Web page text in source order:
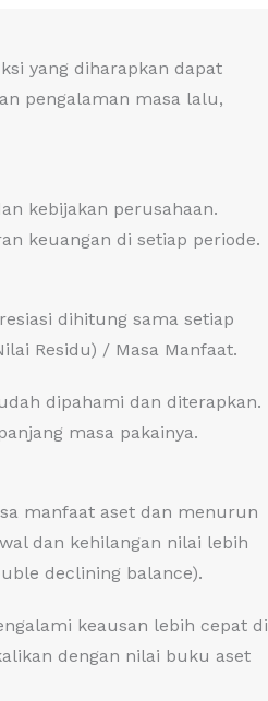
yang diharapkan dapat
pengalaman masa lalu,
kebijakan perusahaan.
keuangan di setiap periode.
dihitung sama setiap
Residu) / Masa Manfaat.
dipahami dan diterapkan.
masa pakainya.
manfaat aset dan menurun
dan kehilangan nilai lebih
declining balance).
keausan lebih cepat di
dengan nilai buku aset